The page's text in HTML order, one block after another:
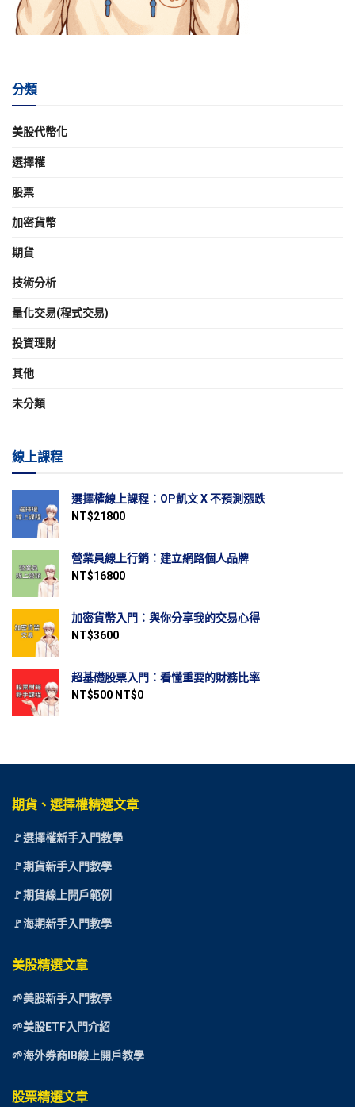
分類
美股代幣化
選擇權
股票
加密貨幣
期貨
技術分析
量化交易(程式交易)
投資理財
其他
未分類
線上課程
選擇權線上課程：OP凱文 X 不預測漲跌
NT$21800
營業員線上行銷：建立網路個人品牌
NT$16800
加密貨幣入門：與你分享我的交易心得
NT$3600
超基礎股票入門：看懂重要的財務比率
NT$500 NT$0
期貨、選擇權精選文章
🚩選擇權新手入門教學
🚩期貨新手入門教學
🚩期貨線上開戶範例
🚩海期新手入門教學
美股精選文章
🌱美股新手入門教學
🌱美股ETF入門介紹
🌱海外券商IB線上開戶教學
股票精選文章